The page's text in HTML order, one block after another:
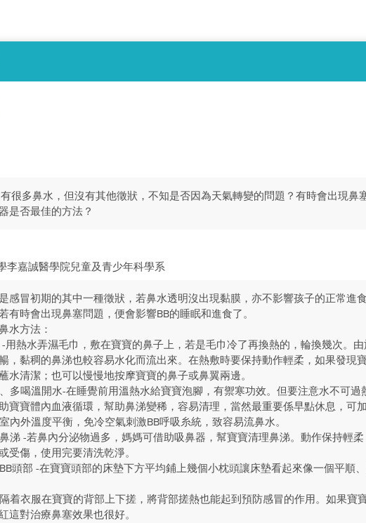
很多鼻水，但沒有其他徵狀，不知是否因為天氣轉變的問題？有時會出現鼻
是否最佳的方法？
李嘉誠醫學院兒童及青少年科學系
感冒初期的其中一種徵狀，若鼻水透明沒出現黏膜，亦不影響孩子的正常進
有時會出現鼻塞問題，便會影響BB的睡眠和進食了。
水方法：
熱水弄濕毛巾，敷在寶寶的鼻子上，若是毛巾冷了再換熱的，輪換幾次。
，黏稠的鼻涕也較容易水化而流出來。在熱敷時要保持動作輕柔，如果發現
水清潔；也可以慢慢地按摩寶寶的鼻子或鼻翼兩邊。
多喝溫開水-在睡覺前用溫熱水給寶寶泡腳，有禦寒功效。但要注意水不可過
寶寶體內血液循環，幫助鼻涕變稀，容易清理，當然最重要係早點休息，可加
內外溫度平衡，免冷空氣刺激BB呼吸糸統，致容易流鼻水。
涕 -若鼻內分泌物過多，媽媽可借助吸鼻器，幫寶寶清理鼻涕。動作保持輕
受傷，使用完要清洗乾淨。
頭部 -在寶寶頭部的床墊下方平均鋪上幾個小枕頭讓床墊看起來像一個平順
着衣服在寶寶的背部上下搓，將背部搓熱也能起到預防感冒的作用。如果寶
這對治療鼻塞效果也很好。